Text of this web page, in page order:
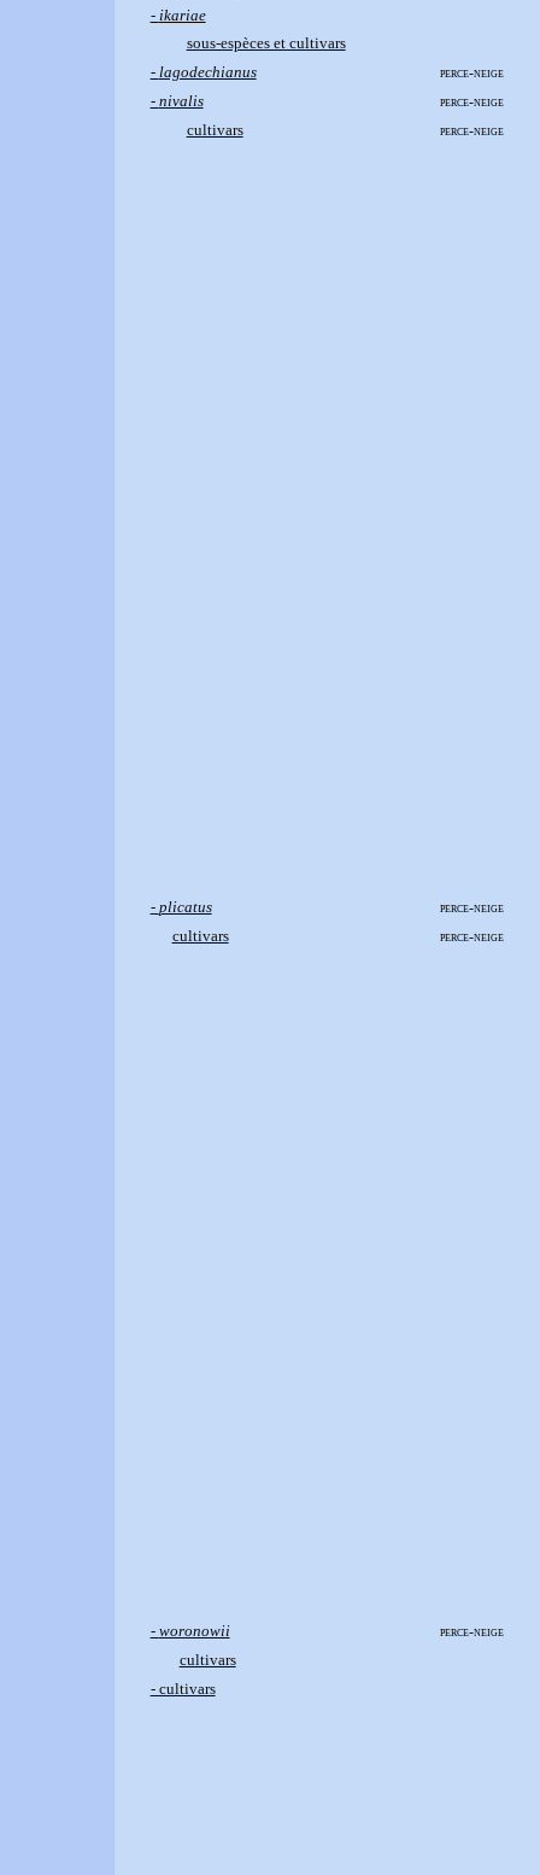
- ikariae
sous-espèces et cultivars
- lagodechianus perce-neige
- nivalis perce-neige
cultivars perce-neige
- plicatus perce-neige
cultivars perce-neige
- woronowii perce-neige
cultivars
- cultivars